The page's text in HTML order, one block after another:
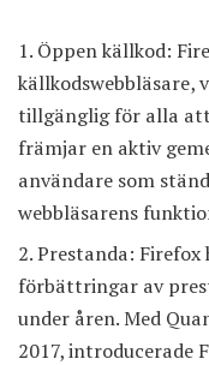
Öppen källkod:
källkodswebbläsare,
tillgänglig för alla
främjar en aktiv
användare som
webbläsarens
Prestanda:
förbättringar av
under åren. Med
2017, introducerade